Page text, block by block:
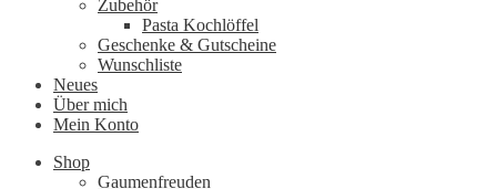
Zubehör
Pasta Kochlöffel
Geschenke & Gutscheine
Wunschliste
Neues
Über mich
Mein Konto
Shop
Gaumenfreuden